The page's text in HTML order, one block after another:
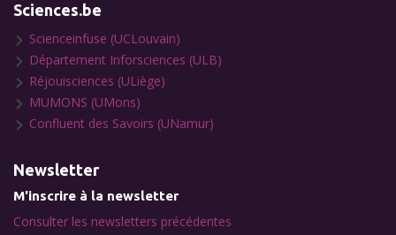
Sciences.be
Scienceinfuse (UCLouvain)
Département Inforsciences (ULB)
Réjouisciences (ULiège)
MUMONS (UMons)
Confluent des Savoirs (UNamur)
Newsletter
M'inscrire à la newsletter
Consulter les newsletters précédentes